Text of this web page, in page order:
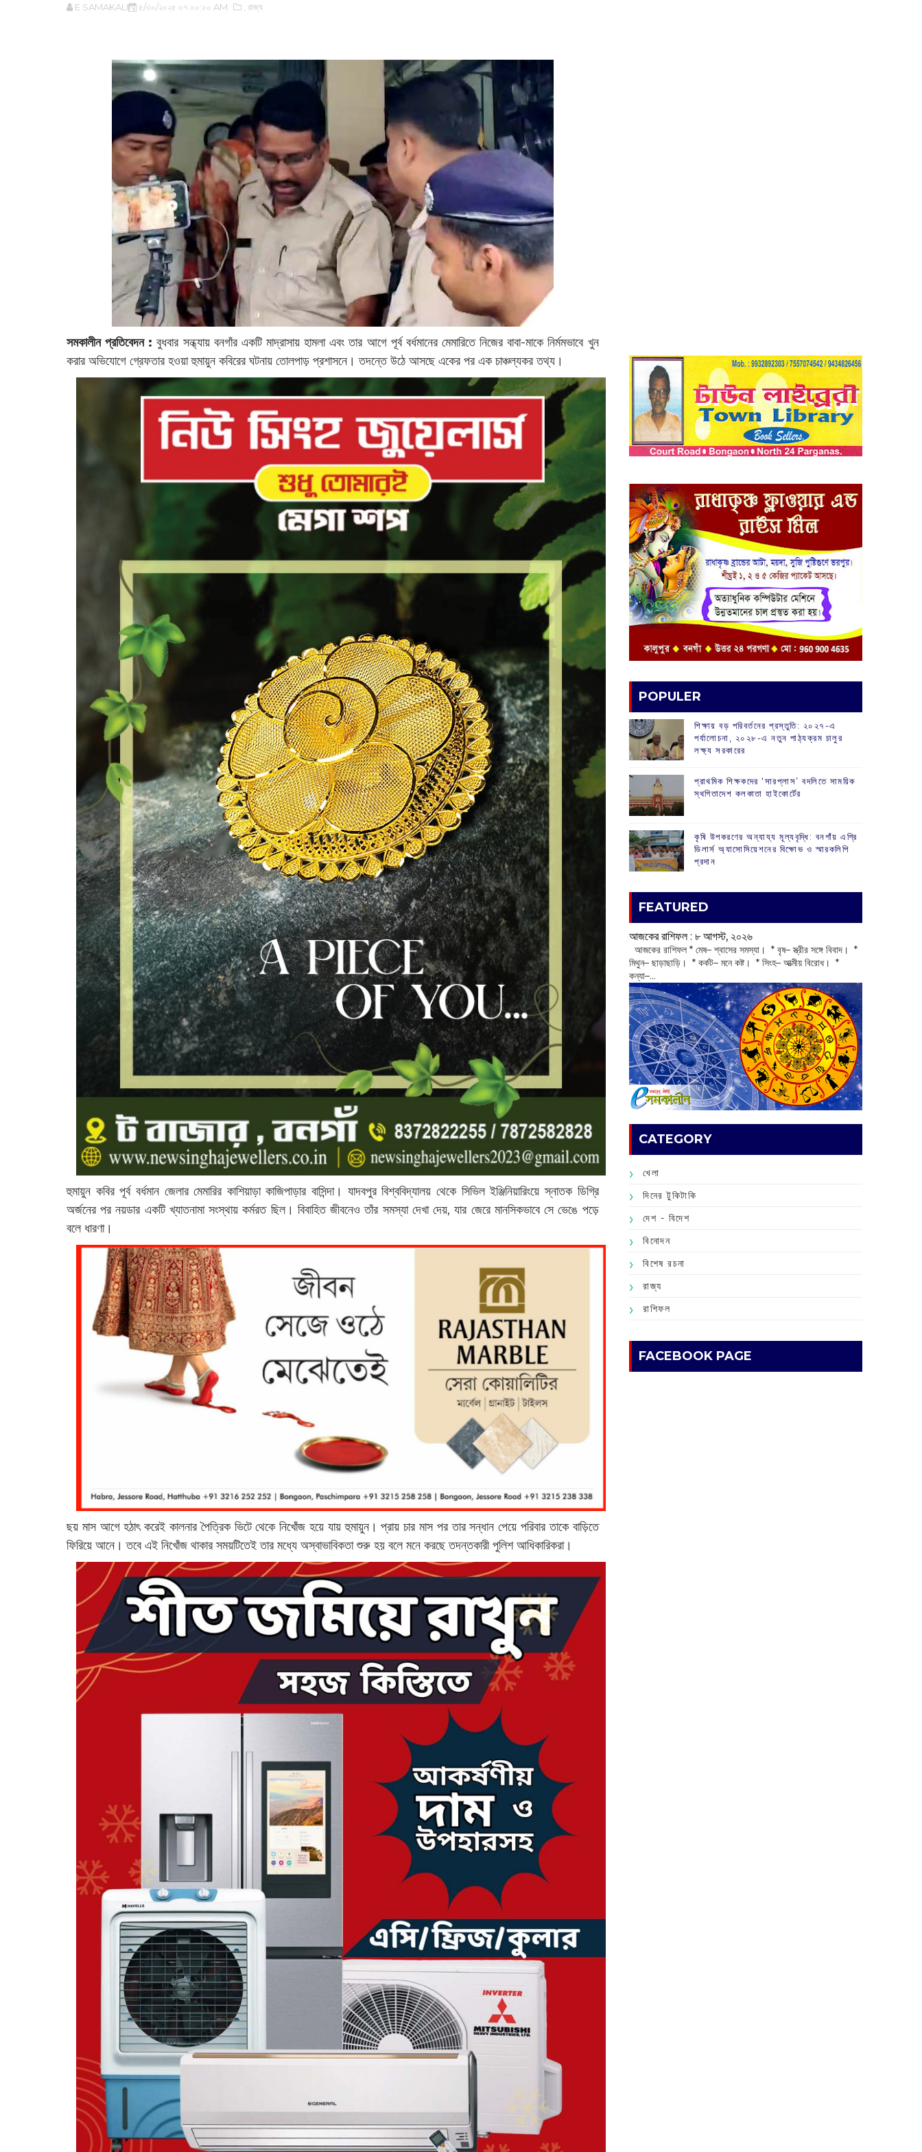
E SAMAKALIN ৫/৩০/২০২৫ ০৭:০০:০০ AM ,‌ রাজ্য
সমকালীন প্রতিবেদন : ‌বুধবার সন্ধ্যায় বনগাঁর একটি মাদ্রাসায় হামলা এবং তার আগে পূর্ব বর্ধমানের মেমারিতে নিজের বাবা-মাকে নির্মমভাবে খুন
করার অভিযোগে গ্রেফতার হওয়া হুমায়ুন কবিরের ঘটনায় তোলপাড় প্রশাসনে। তদন্তে উঠে আসছে একের পর এক চাঞ্চল্যকর তথ্য।
হুমায়ুন কবির পূর্ব বর্ধমান জেলার মেমারির কাশিয়াড়া কাজিপাড়ার বাসিন্দা। যাদবপুর বিশ্ববিদ্যালয় থেকে সিভিল ইঞ্জিনিয়ারিংয়ে স্নাতক ডিগ্রি
অর্জনের পর নয়ডার একটি খ্যাতনামা সংস্থায় কর্মরত ছিল। বিবাহিত জীবনেও তাঁর সমস্যা দেখা দেয়, যার জেরে মানসিকভাবে সে ভেঙে পড়ে
বলে ধারণা।
ছয় মাস আগে হঠাৎ করেই কালনার পৈত্রিক ভিটে থেকে নিখোঁজ হয়ে যায় হুমায়ুন। প্রায় চার মাস পর তার সন্ধান পেয়ে পরিবার তাকে বাড়িতে
ফিরিয়ে আনে। তবে এই নিখোঁজ থাকার সময়টিতেই তার মধ্যে অস্বাভাবিকতা শুরু হয় বলে মনে করছে তদন্তকারী পুলিশ আধিকারিকরা।
POPULER
শিক্ষায় বড় পরিবর্তনের প্রস্তুতি: ২০২৭-এ
পর্যালোচনা, ২০২৮-এ নতুন পাঠ্যক্রম চালুর
লক্ষ্য সরকারের
প্রাথমিক শিক্ষকদের ‘সারপ্লাস’ বদলিতে সাময়িক
স্থগিতাদেশ কলকাতা হাইকোর্টের
কৃষি উপকরণের অন্যায্য মূল্যবৃদ্ধি: বনগাঁয় এগ্রি
ডিলার্স অ্যাসোসিয়েশনের বিক্ষোভ ও স্মারকলিপি
প্রদান
FEATURED
আজকের রাশিফল :‌ ‌‌৮ আগস্ট, ২০২৬
‌ আজকের রাশিফল * মেষ– শ্বাসের সমস্যা। * বৃষ– স্ত্রীর সঙ্গে বিবাদ। *
মিথুন– ছাড়াছাড়ি। * কর্কট– মনে কষ্ট। * সিংহ– আত্মীয় বিরোধ। *
কন্যা–...
CATEGORY
খেলা
দিনের টুকিটাকি
দেশ - বিদেশ
বিনোদন
বিশেষ রচনা
রাজ্য
রাশিফল
FACEBOOK PAGE